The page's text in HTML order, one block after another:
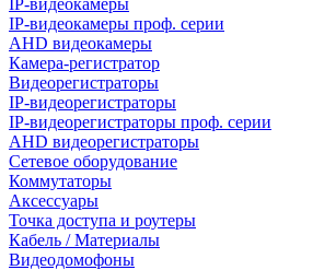
IP-видеокамеры
IP-видеокамеры проф. серии
AHD видеокамеры
Камера-регистратор
Видеорегистраторы
IP-видеорегистраторы
IP-видеорегистраторы проф. серии
AHD видеорегистраторы
Сетевое оборудование
Коммутаторы
Аксессуары
Точка доступа и роутеры
Кабель / Материалы
Видеодомофоны